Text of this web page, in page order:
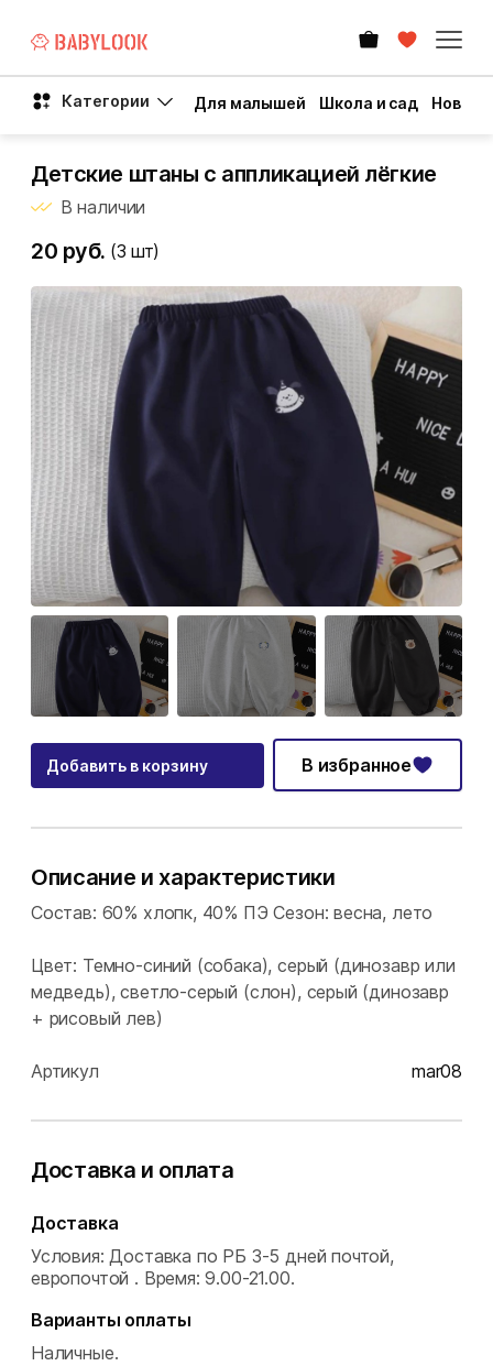
Категории Для малышей Школа и сад Новый
Детские штаны с аппликацией лёгкие
В наличии
20 руб. (3 шт)
Добавить в корзину В избранное
Описание и характеристики
Состав: 60% хлопк, 40% ПЭ Сезон: весна, лето
Цвет: Темно-синий (собака), серый (динозавр или
медведь), светло-серый (слон), серый (динозавр
+ рисовый лев)
Артикул mar08
Доставка и оплата
Доставка
Условия: Доставка по РБ 3-5 дней почтой,
европочтой . Время: 9.00-21.00.
Варианты оплаты
Наличные.